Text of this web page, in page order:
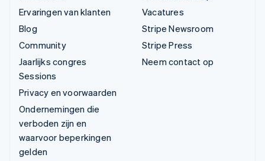
Ervaringen van klanten
Blog
Community
Jaarlijks congres
Sessions
Privacy en voorwaarden
Ondernemingen die
verboden zijn en
waarvoor beperkingen
gelden
Vacatures
Stripe Newsroom
Stripe Press
Neem contact op